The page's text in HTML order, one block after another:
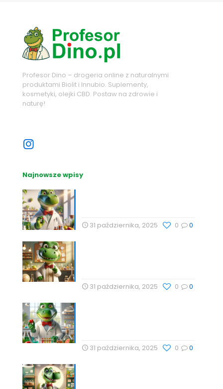
Profesor Dino – drogeria online z naturalnymi
produktami Biolit i Innubio. Suplementy,
kosmetyki, olejki CBD. Postaw na zdrowie i
naturę!
Najnowsze wpisy
31 października, 2025 0
0
31 października, 2025 0
0
31 października, 2025 0
0